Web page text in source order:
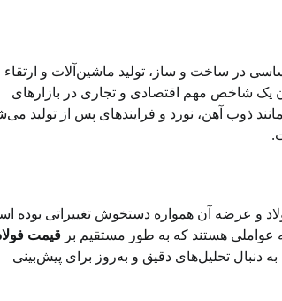
ساخت و ساز، تولید ماشین‌آلات و ارتقاء
یک شاخص مهم اقتصادی و تجاری در بازارهای
ذوب آهن، نورد و فرایندهای پس از تولید
و عرضه آن همواره دستخوش تغییراتی بوده
عواملی هستند که به طور مستقیم بر قیمت
دنبال تحلیل‌های دقیق و به‌روز برای پیش‌بینی